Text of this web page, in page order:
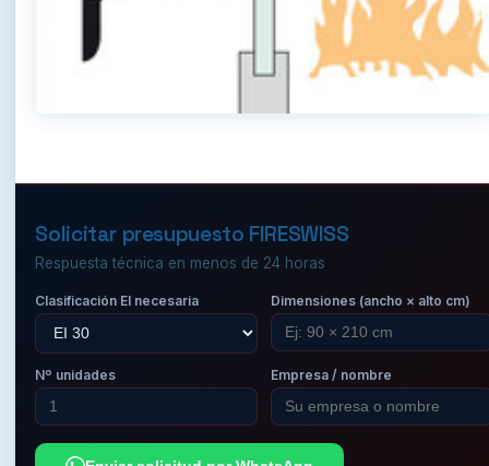
Solicitar presupuesto FIRESWISS
Respuesta técnica en menos de 24 horas
Clasificación EI necesaria Dimensiones (ancho × alto cm)
Nº unidades Empresa / nombre